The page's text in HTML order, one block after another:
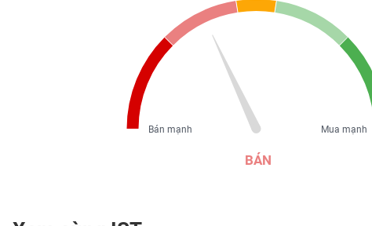
BÁN
Mua mạnh
Bán mạnh